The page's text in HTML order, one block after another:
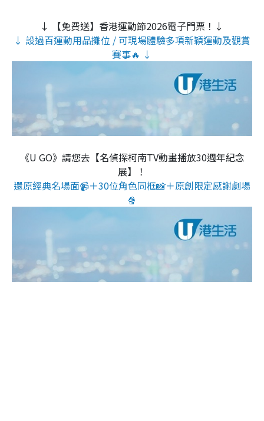
↓ 【免費送】香港運動節2026電子門票！↓
↓ 設過百運動用品攤位 / 可現場體驗多項新穎運動及觀賞
賽事🔥 ↓
《U GO》請您去【名偵探柯南TV動畫播放30週年紀念
展】！
還原經典名場面📹＋30位角色同框📸＋原創限定感謝劇場
🍿